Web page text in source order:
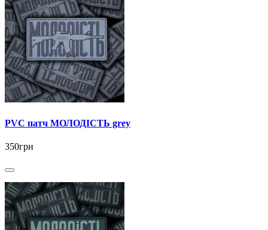
PVC патч МОЛОДІСТЬ grey
350грн